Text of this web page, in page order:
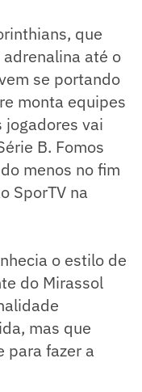
que
até o
se portando
monta equipes
jogadores vai
B. Fomos
menos no fim
SporTV na
o estilo de
do Mirassol
mas que
para fazer a